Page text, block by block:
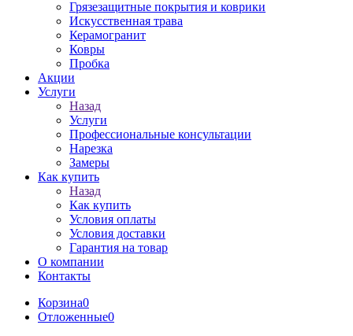
Грязезащитные покрытия и коврики
Искусственная трава
Керамогранит
Ковры
Пробка
Акции
Услуги
Назад
Услуги
Профессиональные консультации
Нарезка
Замеры
Как купить
Назад
Как купить
Условия оплаты
Условия доставки
Гарантия на товар
О компании
Контакты
Корзина0
Отложенные0